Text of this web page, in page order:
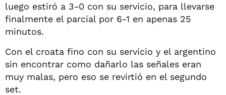
luego estiró a 3-0 con su servicio, para llevarse
finalmente el parcial por 6-1 en apenas 25
minutos.
Con el croata fino con su servicio y el argentino
sin encontrar como dañarlo las señales eran
muy malas, pero eso se revirtió en el segundo
set.